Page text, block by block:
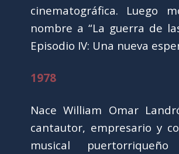
cinematográfica. Luego
nombre a “La guerra de
Episodio IV: Una nueva
1978
Nace William Omar
cantautor, empresario y
musical puertorriqueño